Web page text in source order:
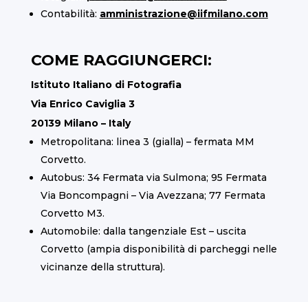
Contabilità: amministrazione@iifmilano.com
COME RAGGIUNGERCI:
Istituto Italiano di Fotografia
Via Enrico Caviglia 3
20139 Milano – Italy
Metropolitana: linea 3 (gialla) – fermata MM
Corvetto.
Autobus: 34 Fermata via Sulmona; 95 Fermata
Via Boncompagni – Via Avezzana; 77 Fermata
Corvetto M3.
Automobile: dalla tangenziale Est – uscita
Corvetto (ampia disponibilità di parcheggi nelle
vicinanze della struttura).